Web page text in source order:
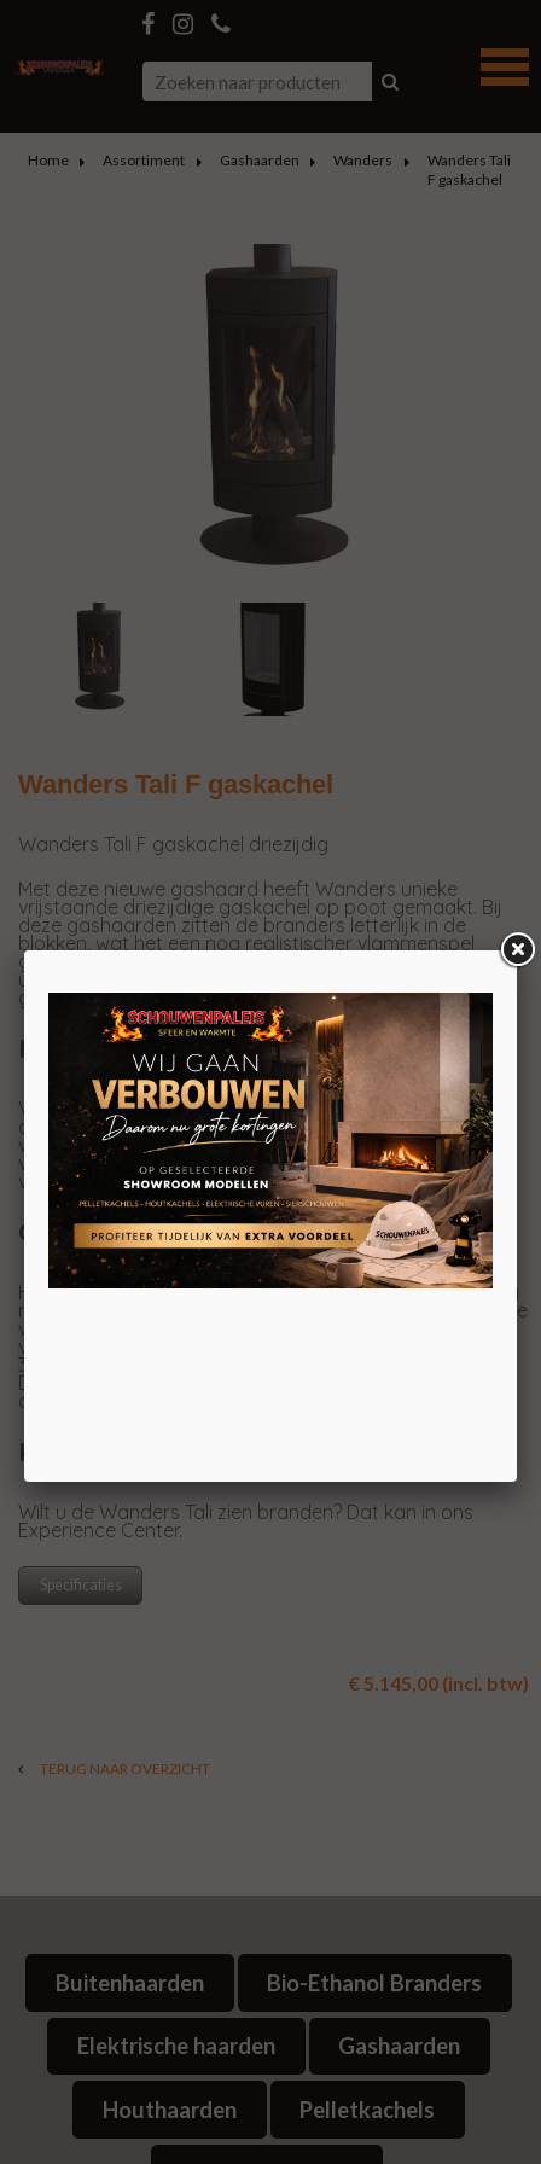
Home Assortiment Gashaarden Wanders
Wanders Tali
F gaskachel
Wanders Tali F gaskachel
Wanders Tali F gaskachel driezijdig
Met deze nieuwe gashaard heeft Wanders unieke
vrijstaande driezijdige gaskachel op poot gemaakt. Bij
deze gashaarden zitten de branders letterlijk in de
blokken, wat het een nog realistischer vlammenspel
geeft. Dit geeft u het idee alsof u een echte houthaard in
uw kamer heeft staan. Tegen meerprijs (€150) is deze
gaskachel ook in het wit verkrijgbaar.
Nieuwe branders van wanders
Voor deze vrijstaande gaskachel heeft Wanders
compleet nieuwe branders ontwikkeld waarbij de
vlammen echt uit de blokken komen. Deze suprieure
verbrandingstechniek geeft een heel erg realistisch
vlammenspel met een prachtige houtset.
Optioneel: Eco Wave
Het EcoWave systeem van Wanders zorgt voor een nog
natuurlijker vlambeeld. De brander kan variëren in hoogte
van het vuur. Zo brand de haard bijvoorbeeld op 50%
van het vermogen maar doet dat door de ene keer op
30% te branden en de andere keer op 70% etc.
Deze optie in mogelijk als u de kachel kiest met
afstandsbediening inclusief Eco Wave.
Kom naar het Experience Center
Wilt u de Wanders Tali zien branden? Dat kan in ons
Experience Center.
Specificaties
€ 5.145,00 (incl. btw)
TERUG NAAR OVERZICHT
Buitenhaarden Bio-Ethanol Branders
Elektrische haarden Gashaarden
Houthaarden Pelletkachels